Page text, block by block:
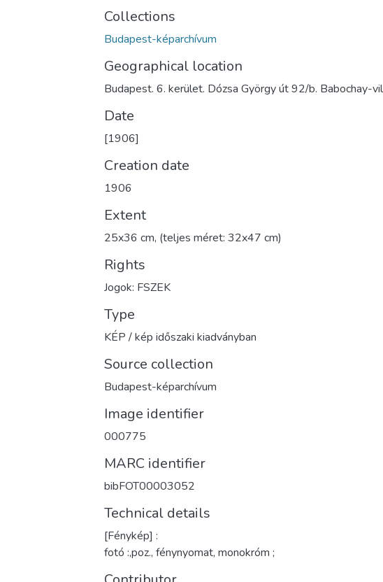
Collections
Budapest-képarchívum
Geographical location
Budapest. 6. kerület. Dózsa György út 92/b. Babochay-
Date
[1906]
Creation date
1906
Extent
25x36 cm, (teljes méret: 32x47 cm)
Rights
Jogok: FSZEK
Type
KÉP / kép időszaki kiadványban
Source collection
Budapest-képarchívum
Image identifier
000775
MARC identifier
bibFOT00003052
Technical details
[Fénykép] :
fotó :,poz., fénynyomat, monokróm ;